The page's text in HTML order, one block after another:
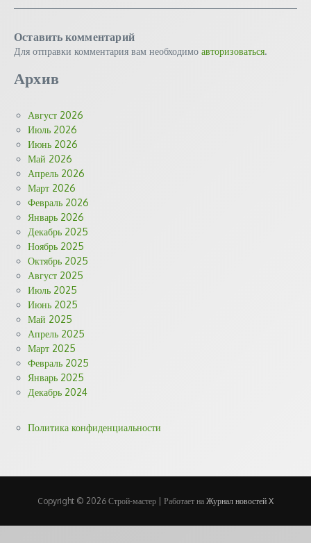
Оставить комментарий
Для отправки комментария вам необходимо авторизоваться.
Архив
Август 2026
Июль 2026
Июнь 2026
Май 2026
Апрель 2026
Март 2026
Февраль 2026
Январь 2026
Декабрь 2025
Ноябрь 2025
Октябрь 2025
Август 2025
Июль 2025
Июнь 2025
Май 2025
Апрель 2025
Март 2025
Февраль 2025
Январь 2025
Декабрь 2024
Политика конфиденциальности
Copyright © 2026 Строй-мастер | Работает на Журнал новостей X